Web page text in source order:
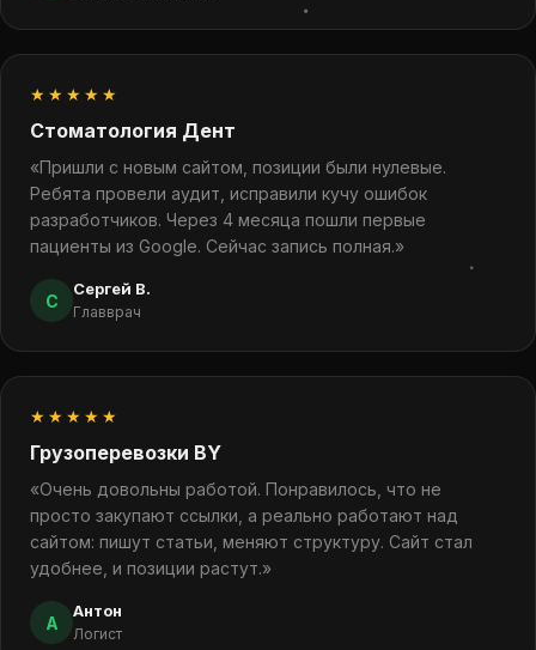
★★★★★
Стоматология Дент
«Пришли с новым сайтом, позиции были нулевые.
Ребята провели аудит, исправили кучу ошибок
разработчиков. Через 4 месяца пошли первые
пациенты из Google. Сейчас запись полная.»
С
Сергей В.
Главврач
★★★★★
Грузоперевозки BY
«Очень довольны работой. Понравилось, что не
просто закупают ссылки, а реально работают над
сайтом: пишут статьи, меняют структуру. Сайт стал
удобнее, и позиции растут.»
А
Антон
Логист